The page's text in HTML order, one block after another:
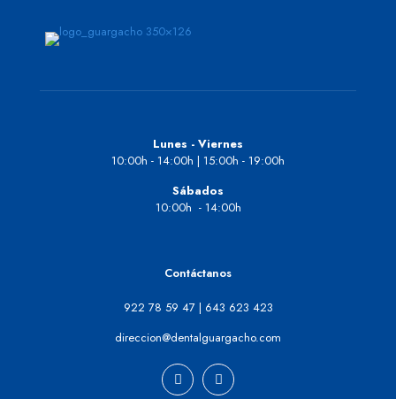
Lunes - Viernes
10:00h - 14:00h | 15:00h - 19:00h
Sábados
10:00h - 14:00h
Contáctanos
922 78 59 47| 643 623 423
direccion@dentalguargacho.com